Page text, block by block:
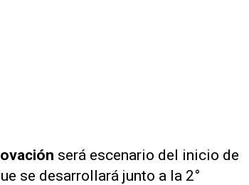
será escenario del inicio de
se desarrollará junto a la 2°